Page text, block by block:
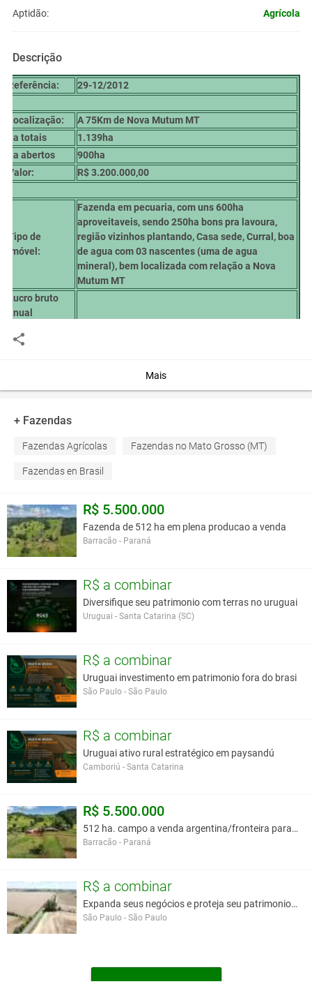
Aptidão: Agrícola
Descrição
Referência: 29-12/2012
Localização:
A 75Km de Nova Mutum MT
ha totais
1.139ha
ha abertos
900ha
Valor:
R$ 3.200.000,00
Tipo de
imóvel:
Fazenda em pecuaria, com uns 600ha
aproveitaveis, sendo 250ha bons pra lavoura,
região vizinhos plantando, Casa sede, Curral, boa
de agua com 03 nascentes (uma de agua
mineral), bem localizada com relação a Nova
Mutum MT
Lucro bruto
anual
Lucro liquido
anual
Faendinha em região produzindo soja, com uns 250ha que
podem ser lavoura
Entrada a negociar e o restante em até 03 pagamentos. Aceita
até 40% do valor em imoveis
Você assume toda a responsabilidade pela cotação deste item. Você acha que
este anúncio é contra a política de Agroads?
Mais
+ Fazendas
Fazendas Agrícolas Fazendas no Mato Grosso (MT)
Fazendas en Brasil
R$ 5.500.000
Fazenda de 512 ha em plena producao a venda
Barracão - Paraná
R$ a combinar
Diversifique seu patrimonio com terras no uruguai
Uruguai - Santa Catarina (SC)
R$ a combinar
Uruguai investimento em patrimonio fora do brasi
São Paulo - São Paulo
R$ a combinar
Uruguai ativo rural estratégico em paysandú
Camboriú - Santa Catarina
R$ 5.500.000
512 ha. campo a venda argentina/fronteira parana.
Barracão - Paraná
R$ a combinar
Expanda seus negócios e proteja seu patrimonio no
São Paulo - São Paulo